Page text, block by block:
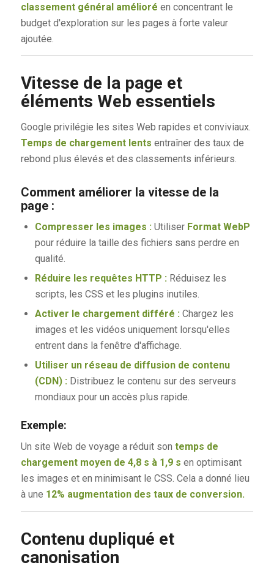
classement général amélioré en concentrant le
budget d'exploration sur les pages à forte valeur
ajoutée.
Vitesse de la page et
éléments Web essentiels
Google privilégie les sites Web rapides et conviviaux.
Temps de chargement lents entraîner des taux de
rebond plus élevés et des classements inférieurs.
Comment améliorer la vitesse de la
page :
Compresser les images : Utiliser Format WebP
pour réduire la taille des fichiers sans perdre en
qualité.
Réduire les requêtes HTTP : Réduisez les
scripts, les CSS et les plugins inutiles.
Activer le chargement différé : Chargez les
images et les vidéos uniquement lorsqu'elles
entrent dans la fenêtre d'affichage.
Utiliser un réseau de diffusion de contenu
(CDN) : Distribuez le contenu sur des serveurs
mondiaux pour un accès plus rapide.
Exemple:
Un site Web de voyage a réduit son temps de
chargement moyen de 4,8 s à 1,9 s en optimisant
les images et en minimisant le CSS. Cela a donné lieu
à une 12% augmentation des taux de conversion.
Contenu dupliqué et
canonisation